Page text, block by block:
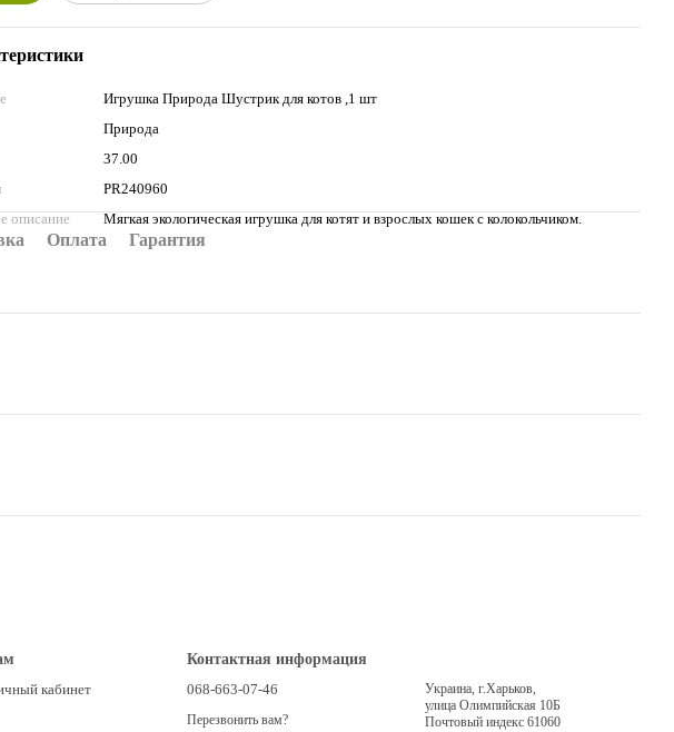
Игрушка Природа Шустрик для котов ,1 шт
Природа
37.00
PR240960
описание
Мягкая экологическая игрушка для котят и взрослых кошек с колокольчиком.
Оплата Гарантия
кабинет
Контактная информация
068-663-07-46
Перезвонить вам?
Украина, г.Харьков,
улица Олимпийская 10Б
Почтовый индекс 61060